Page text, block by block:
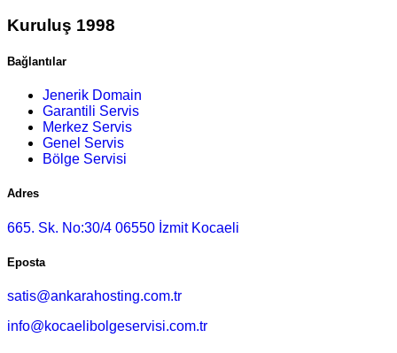
Kuruluş 1998
Bağlantılar
Jenerik Domain
Garantili Servis
Merkez Servis
Genel Servis
Bölge Servisi
Adres
665. Sk. No:30/4 06550 İzmit Kocaeli
Eposta
satis@ankarahosting.com.tr
info@kocaelibolgeservisi.com.tr